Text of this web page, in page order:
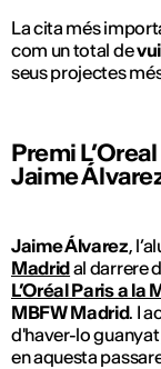
La cita més
com un total de
seus projectes
Premi
Jaime
Jaime Álvarez,
Madridal darrere
L’Oréal Paris a la
MBFW Madrid. I
d'haver-lo guanyat
en aquesta